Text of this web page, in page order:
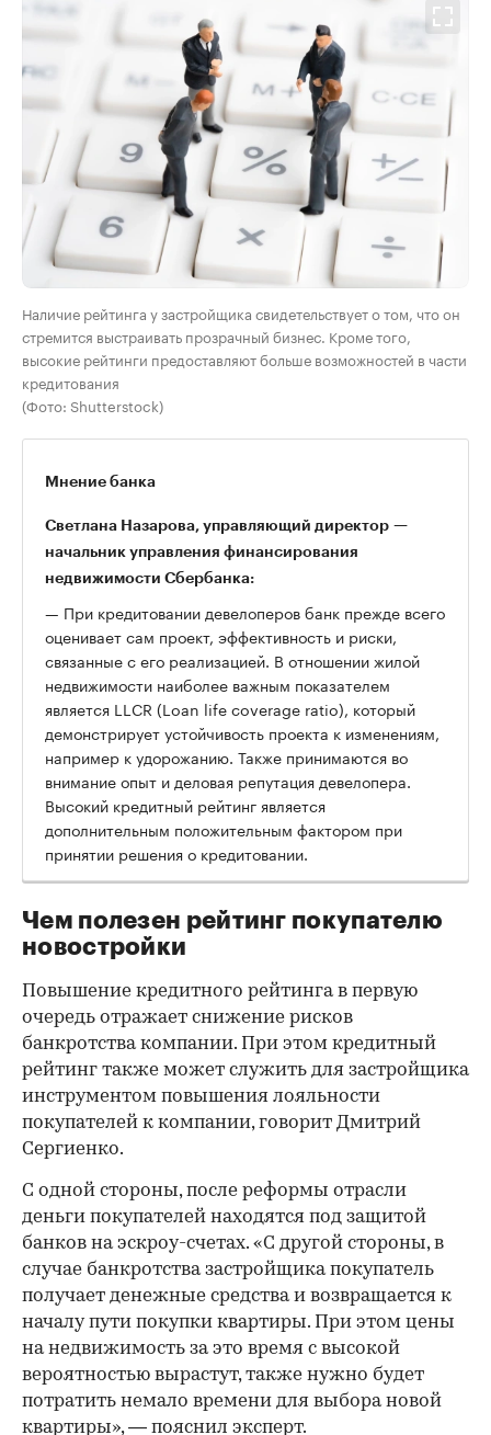
Наличие рейтинга у застройщика свидетельствует о том, что он
стремится выстраивать прозрачный бизнес. Кроме того,
высокие рейтинги предоставляют больше возможностей в части
кредитования
(Фото: Shutterstock)
Мнение банка
Светлана Назарова, управляющий директор —
начальник управления финансирования
недвижимости Сбербанка:
— При кредитовании девелоперов банк прежде всего
оценивает сам проект, эффективность и риски,
связанные с его реализацией. В отношении жилой
недвижимости наиболее важным показателем
является LLCR (Loan life coverage ratio), который
демонстрирует устойчивость проекта к изменениям,
например к удорожанию. Также принимаются во
внимание опыт и деловая репутация девелопера.
Высокий кредитный рейтинг является
дополнительным положительным фактором при
принятии решения о кредитовании.
Чем полезен рейтинг покупателю
новостройки
Повышение кредитного рейтинга в первую
очередь отражает снижение рисков
банкротства компании. При этом кредитный
рейтинг также может служить для застройщика
инструментом повышения лояльности
покупателей к компании, говорит Дмитрий
Сергиенко.
С одной стороны, после реформы отрасли
деньги покупателей находятся под защитой
банков на эскроу-счетах. «С другой стороны, в
случае банкротства застройщика покупатель
получает денежные средства и возвращается к
началу пути покупки квартиры. При этом цены
на недвижимость за это время с высокой
вероятностью вырастут, также нужно будет
потратить немало времени для выбора новой
квартиры», — пояснил эксперт.